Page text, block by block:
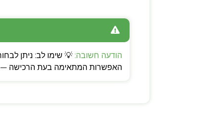
הודעה חשובה:
האפשרות המתאימה בעת הרכישה —